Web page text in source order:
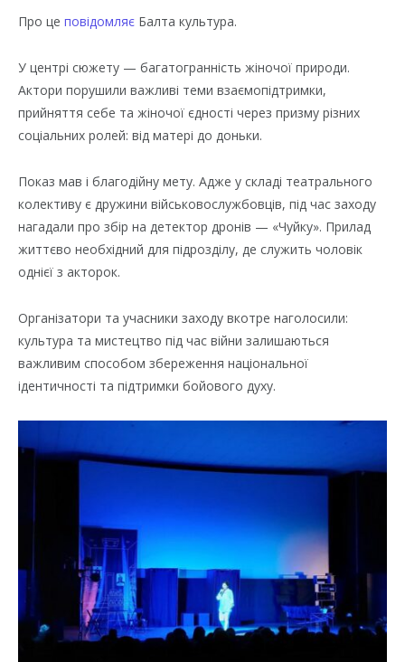
Про це повідомляє Балта культура.
У центрі сюжету — багатогранність жіночої природи.
Актори порушили важливі теми взаємопідтримки,
прийняття себе та жіночої єдності через призму різних
соціальних ролей: від матері до доньки.
Показ мав і благодійну мету. Адже у складі театрального
колективу є дружини військовослужбовців, під час заходу
нагадали про збір на детектор дронів — «Чуйку». Прилад
життєво необхідний для підрозділу, де служить чоловік
однієї з акторок.
Організатори та учасники заходу вкотре наголосили:
культура та мистецтво під час війни залишаються
важливим способом збереження національної
ідентичності та підтримки бойового духу.